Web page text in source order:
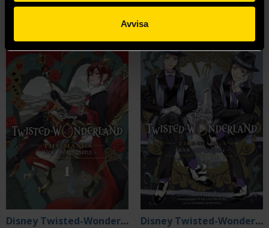
Avvisa
Mer från Wakana Hazuki
Disney Twisted-Wonderland The Manga: Book of Heartslabyul Vol 1 Disney Twisted-Wonderland The Manga: Book of Octavinelle Vol 2